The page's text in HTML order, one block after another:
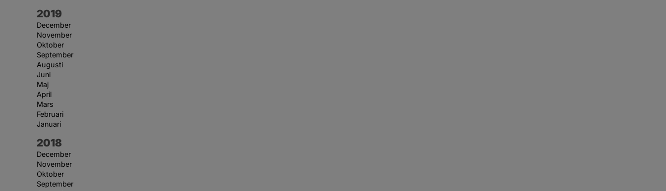
År:
2019
December
November
Oktober
September
Augusti
Juni
Maj
April
Mars
Februari
Januari
År:
2018
December
November
Oktober
September